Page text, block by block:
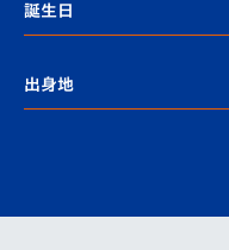
誕生日
出身地